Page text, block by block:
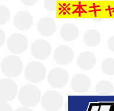
※本キ